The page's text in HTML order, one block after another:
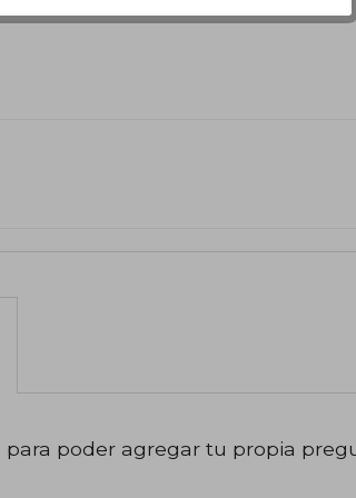
para poder agregar tu propia